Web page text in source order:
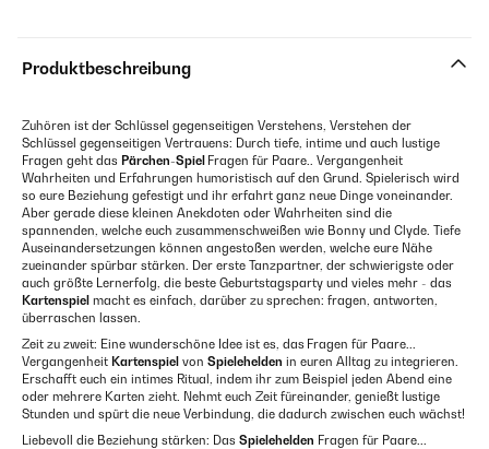
Produktbeschreibung
Zuhören ist der Schlüssel gegenseitigen Verstehens, Verstehen der
Schlüssel gegenseitigen Vertrauens: Durch tiefe, intime und auch lustige
Fragen geht das Pärchen-Spiel Fragen für Paare.. Vergangenheit
Wahrheiten und Erfahrungen humoristisch auf den Grund. Spielerisch wird
so eure Beziehung gefestigt und ihr erfahrt ganz neue Dinge voneinander.
Aber gerade diese kleinen Anekdoten oder Wahrheiten sind die
spannenden, welche euch zusammenschweißen wie Bonny und Clyde. Tiefe
Auseinandersetzungen können angestoßen werden, welche eure Nähe
zueinander spürbar stärken. Der erste Tanzpartner, der schwierigste oder
auch größte Lernerfolg, die beste Geburtstagsparty und vieles mehr - das
Kartenspiel macht es einfach, darüber zu sprechen: fragen, antworten,
überraschen lassen.
Zeit zu zweit: Eine wunderschöne Idee ist es, das Fragen für Paare...
Vergangenheit Kartenspiel von Spielehelden in euren Alltag zu integrieren.
Erschafft euch ein intimes Ritual, indem ihr zum Beispiel jeden Abend eine
oder mehrere Karten zieht. Nehmt euch Zeit füreinander, genießt lustige
Stunden und spürt die neue Verbindung, die dadurch zwischen euch wächst!
Liebevoll die Beziehung stärken: Das Spielehelden Fragen für Paare...